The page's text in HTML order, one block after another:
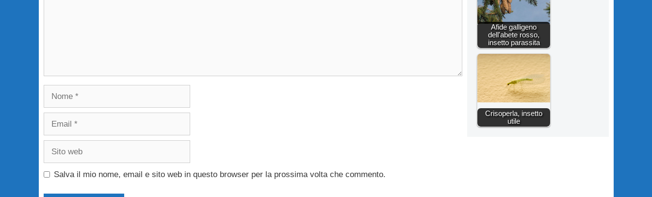
Nome
Email
Sito
Salva il mio nome, email e sito web in questo browser per la prossima volta che commento.
Afide galligeno
dell'abete rosso,
insetto parassita
Crisoperla, insetto
utile